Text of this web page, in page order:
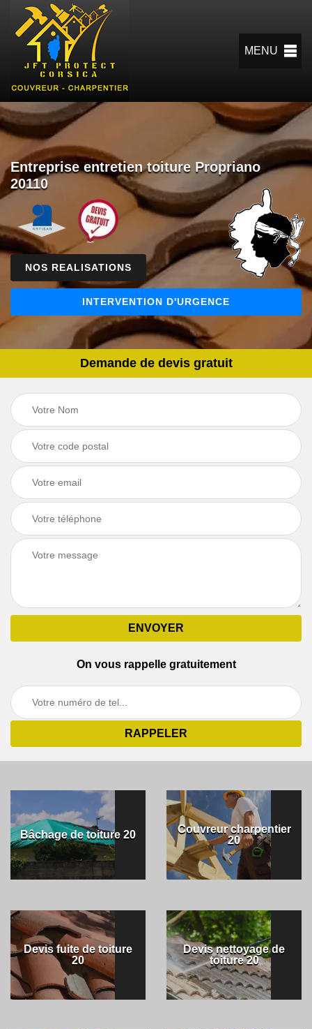
MENU
Entreprise entretien toiture Propriano
20110
NOS REALISATIONS
INTERVENTION D'URGENCE
Demande de devis gratuit
On vous rappelle gratuitement
Bâchage de toiture 20
Couvreur charpentier
20
Devis fuite de toiture
20
Devis nettoyage de
toiture 20